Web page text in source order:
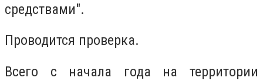
средствами".
Проводится проверка.
Всего с начала года на территории